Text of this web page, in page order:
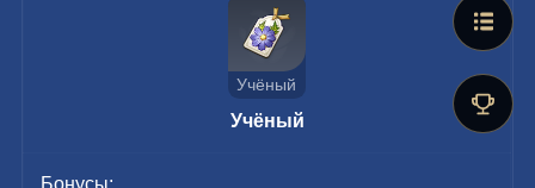
Учёный
Учёный
Бонусы: